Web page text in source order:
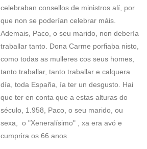
celebraban consellos de ministros alí, por
que non se poderían celebrar máis.
Ademais, Paco, o seu marido, non debería
traballar tanto. Dona Carme porfiaba nisto,
como todas as mulleres cos seus homes,
tanto traballar, tanto traballar e calquera
día, toda España, ía ter un desgusto. Hai
que ter en conta que a estas alturas do
século, 1.958, Paco, o seu marido, ou
sexa, o "Xeneralísimo" , xa era avó e
cumprira os 66 anos.